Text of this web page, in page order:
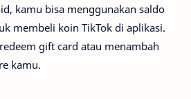
kamu bisa menggunakan saldo
membeli koin TikTok di aplikasi.
gift card atau menambah
kamu.